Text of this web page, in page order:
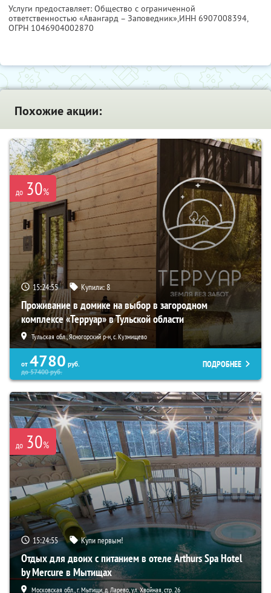
Услуги предоставляет: Общество с ограниченной
ответственностью «Авангард – Заповедник»,ИНН 6907008394,
ОГРН 1046904002870
Похожие акции:
до 30%
15:24:54 Купили:8
Проживание в домике на выбор в загородном
комплексе «Терруар» в Тульской области
Тульская обл., Ясногорский р-н, с. Кузмищево
от 4780 руб.
до57400руб.
ПОДРОБНЕЕ
до 30%
15:24:54 Купи первым!
Отдых для двоих с питанием в отеле Arthurs Spa Hotel
by Mercure в Мытищах
Московская обл., г. Мытищи, д. Ларево, ул. Хвойная, стр. 26